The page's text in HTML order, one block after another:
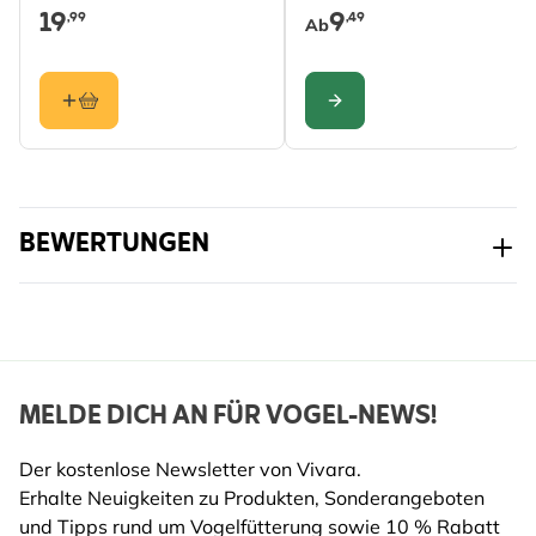
des
Geeignet für:
Gebäuden
Zwergfledermaus, Rauhautfledermaus,
Mückenfledermaus.
an Bäumen Abendsegler, Kleiner Abendsegler,
Kellern,
Bunkern
auf
Dachböden,
Zwergfledermaus, Braunes Langohr,
Wasserfledermaus, Fransenfledermaus
Material
Holz (FSC® 100%),
Version)
19,99 Ab9,49
KONFIGURIEREN
BEWERTUNGEN
MELDE DICH AN FÜR VOGEL-NEWS!
Der kostenlose Newsletter von Vivara.
Erhalte Neuigkeiten zu Produkten, Sonderangeboten
und Tipps rund um Vogelfütterung sowie 10 % Rabatt